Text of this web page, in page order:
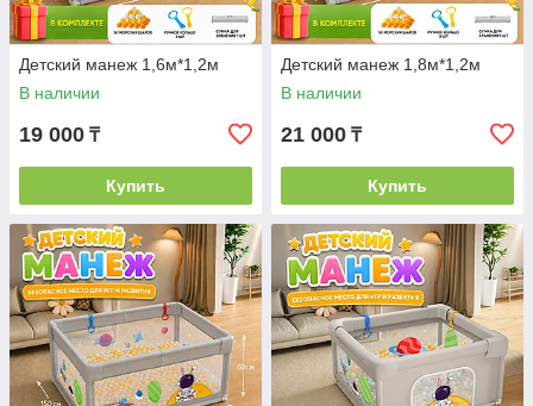
Детский манеж 1,6м*1,2м
В наличии
19 000 ₸
Купить
Детский манеж 1,8м*1,2м
В наличии
21 000 ₸
Купить